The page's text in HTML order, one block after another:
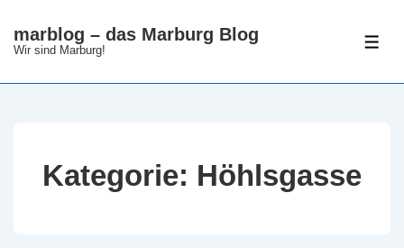
Zummarblog – das Marburg Blog
Wir sind Marburg!
Kategorie: Höhlsgasse